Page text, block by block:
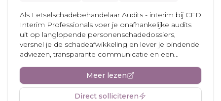
Als Letselschadebehandelaar Audits - interim bij CED
Interim Professionals voer je onafhankelijke audits
uit op langlopende personenschadedossiers,
versnel je de schadeafwikkeling en lever je bindende
adviezen, transparante communicatie en een...
Meer lezen
Direct solliciteren